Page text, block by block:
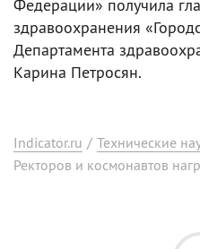
Федерации» получила
здравоохранения
Департамента
Карина Петросян.
Indicator.ru / Технические
Ректоров и космонавтов